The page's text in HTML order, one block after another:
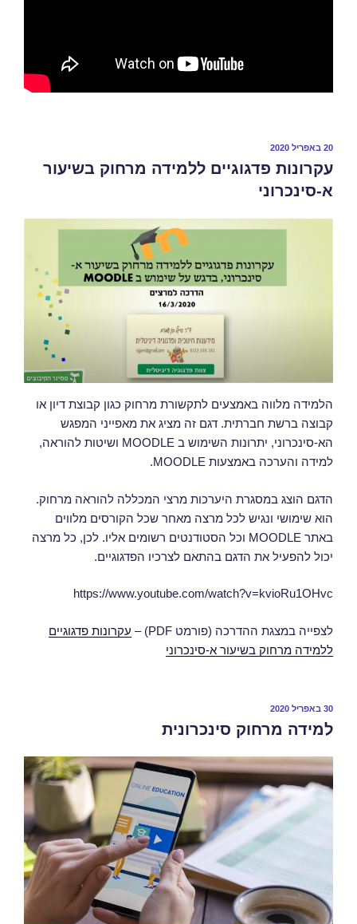
20 באפריל 2020
עקרונות פדגוגיים ללמידה מרחוק בשיעור
א-סינכרוני
הלמידה מלווה באמצעים לתקשורת מרחוק כגון קבוצת דיון או
קבוצה ברשת חברתית. דגם זה מציג את מאפייני המפגש
הא-סינכרוני, יתרונות השימוש ב MOODLE ושיטות להוראה,
למידה והערכה באמצעות MOODLE.
הדגם הוצג במסגרת היערכות מרצי המכללה להוראה מרחוק.
הוא שימושי ונגיש לכל מרצה מאחר שכל הקורסים מלווים
באתר MOODLE וכל הסטודנטים רשומים אליו. לכן, כל מרצה
יכול להפעיל את הדגם בהתאם לצרכיו הפדגוגיים.
https://www.youtube.com/watch?v=kvioRu1OHvc
לצפייה במצגת ההדרכה (פורמט PDF) –
עקרונות פדגוגיים
ללמידה מרחוק בשיעור א-סינכרוני
30 באפריל 2020
למידה מרחוק סינכרונית